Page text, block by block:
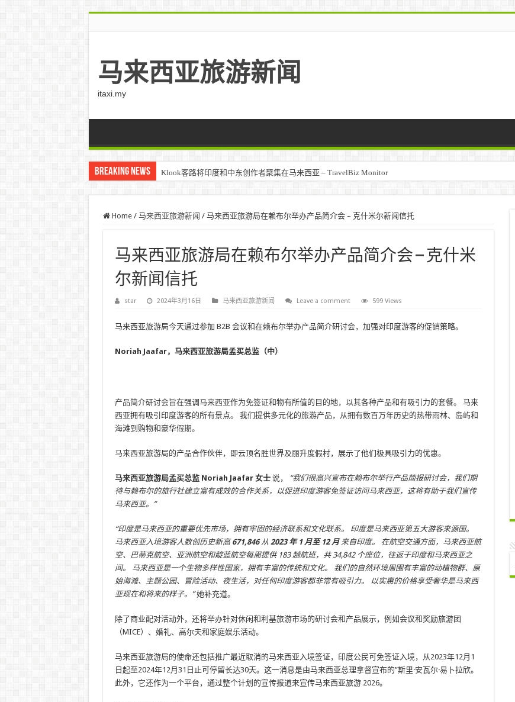
马来西亚旅游新闻
itaxi.my
Breaking News Klook客路将印度和中东创作者聚集在马来西亚 – TravelBiz Monitor
Home / 马来西亚旅游新闻 / 马来西亚旅游局在赖布尔举办产品简介会 – 克什米尔新闻信托
马来西亚旅游局在赖布尔举办产品简介会 – 克什米
尔新闻信托
star 2024年3月16日 马来西亚旅游新闻 Leave a comment 599 Views
马来西亚旅游局今天通过参加 B2B 会议和在赖布尔举办产品简介研讨会，加强对印度游客的促销策略。
Noriah Jaafar，马来西亚旅游局孟买总监（中）
产品简介研讨会旨在强调马来西亚作为免签证和物有所值的目的地，以其各种产品和有吸引力的套餐。 马来
西亚拥有吸引印度游客的所有景点。 我们提供多元化的旅游产品，从拥有数百万年历史的热带雨林、岛屿和
海滩到购物和豪华假期。
马来西亚旅游局的产品合作伙伴，即云顶名胜世界及丽升度假村，展示了他们极具吸引力的优惠。
马来西亚旅游局孟买总监 Noriah Jaafar 女士说，
“我们很高兴宣布在赖布尔举行产品简报研讨会，我们期
待与赖布尔的旅行社建立富有成效的合作关系，以促进印度游客免签证访问马来西亚，这将有助于我们宣传
马来西亚。”
“印度是马来西亚的重要优先市场，拥有牢固的经济联系和文化联系。 印度是马来西亚第五大游客来源国。
马来西亚入境游客人数创历史新高671,846从 2023 年 1 月至 12 月来自印度。 在航空交通方面，马来西亚航
空、巴蒂克航空、亚洲航空和靛蓝航空每周提供 183 趟航班，共 34,842 个座位，往返于印度和马来西亚之
间。 马来西亚是一个生物多样性国家，拥有丰富的传统和文化。 我们的自然环境周围有丰富的动植物群、原
始海滩、主题公园、冒险活动、夜生活，对任何印度游客都非常有吸引力。 以实惠的价格享受奢华是马来西
亚现在和将来的样子。”她补充道。
除了商业配对活动外，还将举办针对休闲和利基旅游市场的研讨会和产品展示，例如会议和奖励旅游团
（MICE）、婚礼、高尔夫和家庭娱乐活动。
马来西亚旅游局的使命还包括推广最近取消的马来西亚入境签证，印度公民可免签证入境，从2023年12月1
日起至2024年12月31日止可停留长达30天。这一消息是由马来西亚总理拿督宣布的”斯里·安瓦尔·易卜拉欣。
此外，它还作为一个平台，通过整个计划的宣传报道来宣传马来西亚旅游 2026。